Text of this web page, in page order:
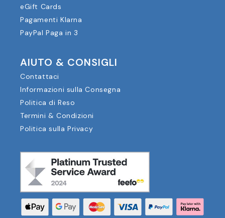
eGift Cards
Pagamenti Klarna
PayPal Paga in 3
AIUTO & CONSIGLI
Contattaci
Informazioni sulla Consegna
Politica di Reso
Termini & Condizioni
Politica sulla Privacy